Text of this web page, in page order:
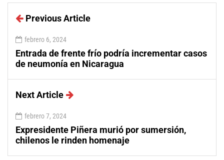
Previous Article
febrero 6, 2024
Entrada de frente frío podría incrementar casos
de neumonía en Nicaragua
Next Article
febrero 7, 2024
Expresidente Piñera murió por sumersión,
chilenos le rinden homenaje